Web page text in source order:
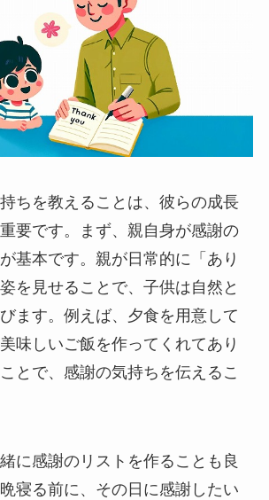
ちを教えることは、彼らの成長
要です。まず、親自身が感謝の
基本です。親が日常的に「あり
を見せることで、子供は自然と
ます。例えば、夕食を用意して
味しいご飯を作ってくれてあり
とで、感謝の気持ちを伝えるこ
に感謝のリストを作ることも良
寝る前に、その日に感謝したい